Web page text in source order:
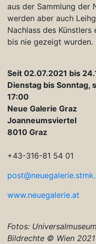
aus der Sammlung der
werden aber auch
Nachlass des
bis nie gezeigt wurden.
Seit 02.07.2021 bis
Dienstag bis Sonntag,
17:00
Neue Galerie Graz
Joanneumsviertel
8010 Graz
+43-316-81 54 01
www.neuegalerie.at
Fotos:
Bildrechte © Wien 2021